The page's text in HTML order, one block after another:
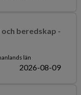
beredskap -
län
2026-08-09